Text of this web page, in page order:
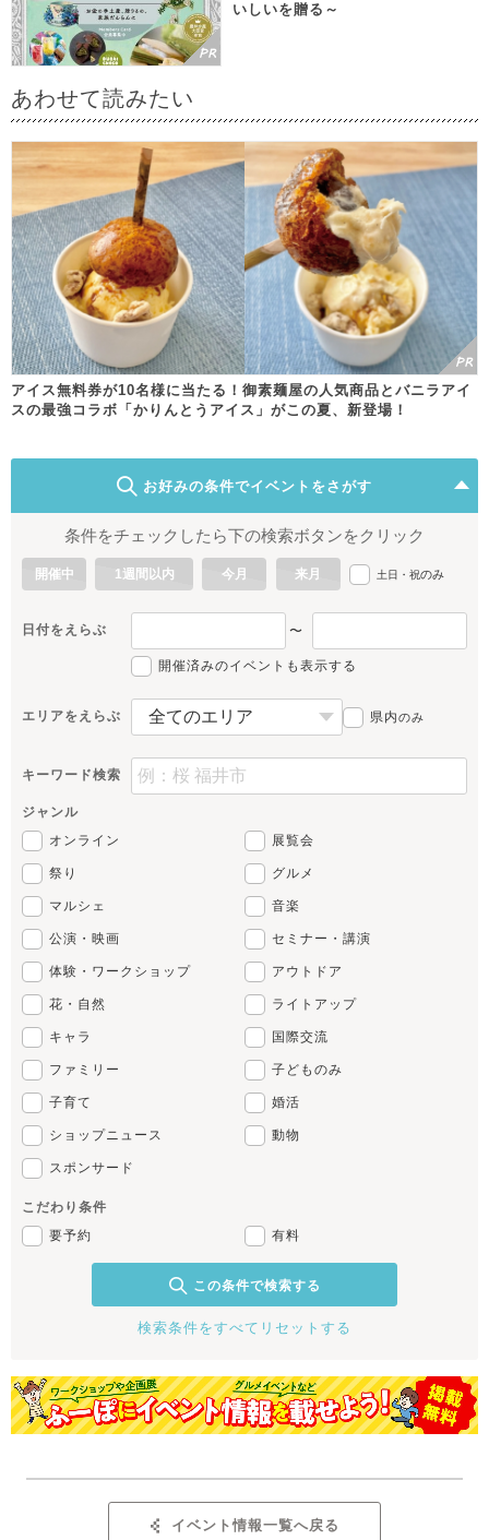
いしいを贈る～
あわせて読みたい
アイス無料券が10名様に当たる！御素麺屋の人気商品とバニラアイ
スの最強コラボ「かりんとうアイス」がこの夏、新登場！
お好みの条件でイベントをさがす
条件をチェックしたら下の検索ボタンをクリック
開催中 1週間以内 今月 来月 土日・祝のみ
日付をえらぶ 〜
開催済みのイベントも表示する
エリアをえらぶ 県内のみ
キーワード検索
ジャンル
オンライン
展覧会
祭り グルメ
マルシェ 音楽
公演・映画 セミナー・講演
体験・ワークショップ アウトドア
花・自然 ライトアップ
キャラ 国際交流
ファミリー 子どものみ
子育て 婚活
ショップニュース 動物
スポンサード
こだわり条件
要予約
有料
この条件で検索する
検索条件をすべてリセットする
イベント情報一覧へ戻る